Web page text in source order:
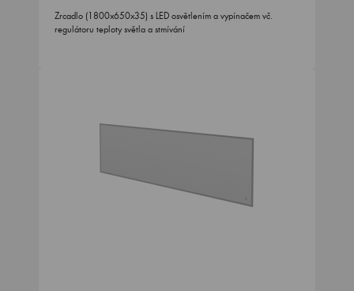
Zrcadlo (1800x650x35) s LED osvětlením a vypínačem vč.
regulátoru teploty světla a stmívání